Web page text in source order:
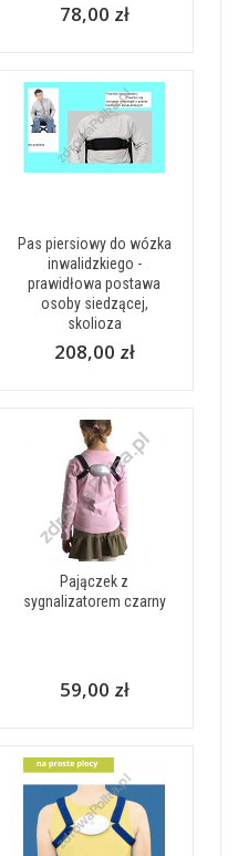
78,00 zł
Pas piersiowy do wózka
inwalidzkiego -
prawidłowa postawa
osoby siedzącej,
skolioza
208,00 zł
Pajączek z
sygnalizatorem czarny
59,00 zł